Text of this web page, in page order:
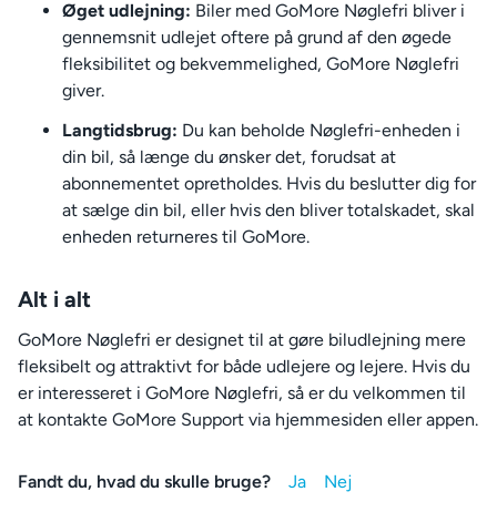
Øget udlejning: Biler med GoMore Nøglefri bliver i
gennemsnit udlejet oftere på grund af den øgede
fleksibilitet og bekvemmelighed, GoMore Nøglefri
giver.
Langtidsbrug: Du kan beholde Nøglefri-enheden i
din bil, så længe du ønsker det, forudsat at
abonnementet opretholdes. Hvis du beslutter dig for
at sælge din bil, eller hvis den bliver totalskadet, skal
enheden returneres til GoMore.
Alt i alt
GoMore Nøglefri er designet til at gøre biludlejning mere
fleksibelt og attraktivt for både udlejere og lejere. Hvis du
er interesseret i GoMore Nøglefri, så er du velkommen til
at kontakte GoMore Support via hjemmesiden eller appen.
Fandt du, hvad du skulle bruge?